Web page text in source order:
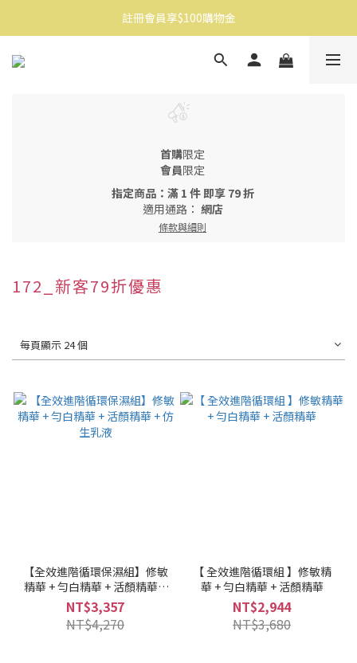
消費滿$1500免運
註冊會員享$100購物金
消費滿$1500免運
首購限定
會員限定
指定商品：滿 1 件 即享 79 折
適用通路： 網店
條款與細則
172_新客79折優惠
每頁顯示 24 個
【全效進階循環保濕組】修敏
精華 + 勻白精華 + 活顏精華 +
仿生乳液
NT$3,357
NT$4,270
【 全效進階循環組 】修敏精
華 + 勻白精華 + 活顏精華
NT$2,944
NT$3,680